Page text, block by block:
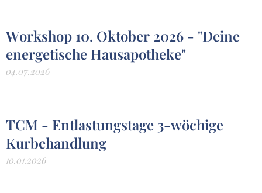
Workshop 10. Oktober 2026 - "Deine
energetische Hausapotheke"
04.07.2026
TCM - Entlastungstage 3-wöchige
Kurbehandlung
10.01.2026